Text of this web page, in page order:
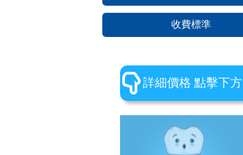
收費標準
詳細價格 點擊下方